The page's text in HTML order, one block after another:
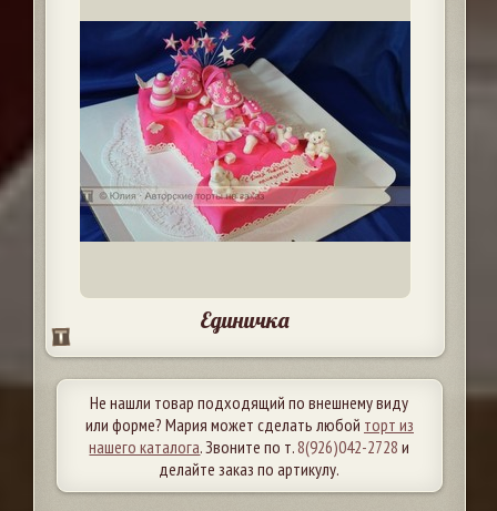
Единичка
Не нашли товар подходящий по внешнему виду
или форме? Мария может сделать любой торт из
нашего каталога. Звоните по т.8(926)042-2728 и
делайте заказ по артикулу.